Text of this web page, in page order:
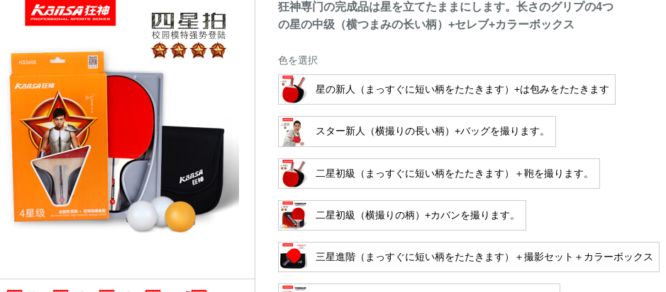
狂神専门の完成品は星を立てたままにします。长さのグリプの4つ
の星の中级（横つまみの长い柄）+セレブ+カラーボックス
色を選択
星の新人（まっすぐに短い柄をたたきます）+は包みをたたきます
スター新人（横撮りの長い柄）+バッグを撮ります。
二星初級（まっすぐに短い柄をたたきます）＋鞄を撮ります。
二星初級（横撮りの柄）+カバンを撮ります。
三星進階（まっすぐに短い柄をたたきます）＋撮影セット＋カラーボックス